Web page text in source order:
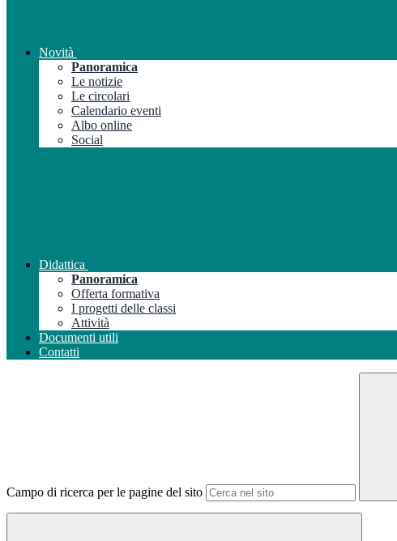
Novità
Panoramica
Le notizie
Le circolari
Calendario eventi
Albo online
Social
Didattica
Panoramica
Offerta formativa
I progetti delle classi
Attività
Documenti utili
Contatti
Campo di ricerca per le pagine del sito